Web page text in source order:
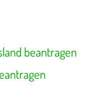
beantragen